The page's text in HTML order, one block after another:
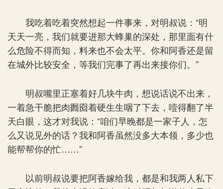
我吃着吃着突然想起一件事来，对明叔说：“明
天天一亮，我们就要进那大蜂巢的深处，那里面有什
么危险不得而知，料来也不会太平。你和阿香还是留
在城外比较安全，等我们完事了再出来接你们。”
明叔嘴里正塞着好几块牛肉，想说话说不出来，
一着急干脆把肉囫囵着硬生生咽了下去，噎得翻了半
天白眼，这才对我说：“咱们早晚都是一家子人，怎
么又说见外的话？我和阿香虽然没多大本领，多少也
能帮帮你的忙……”
以前明叔说要把阿香嫁给我，都是和我两人私下